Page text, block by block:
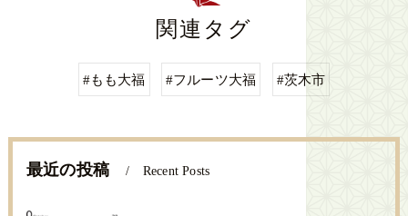
関連タグ
#もも大福 #フルーツ大福 #茨木市
最近の投稿 Recent Posts